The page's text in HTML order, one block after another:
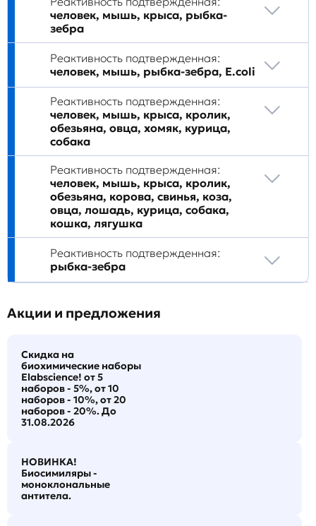
человек, мышь, крыса, рыбка-
зебра
Реактивность подтвержденная:
человек, мышь, рыбка-зебра, E.coli
Реактивность подтвержденная:
человек, мышь, крыса, кролик,
обезьяна, овца, хомяк, курица,
собака
Реактивность подтвержденная:
человек, мышь, крыса, кролик,
обезьяна, корова, свинья, коза,
овца, лошадь, курица, собака,
кошка, лягушка
Реактивность подтвержденная:
рыбка-зебра
Акции и предложения
Скидка на
биохимические наборы
Elabscience! от 5
наборов - 5%, от 10
наборов - 10%, от 20
наборов - 20%. До
31.08.2026
НОВИНКА!
Биосимиляры -
моноклональные
антитела.